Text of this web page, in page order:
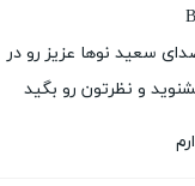
صدای سعید نوها عزیز رو در
و نظرتون رو بگید